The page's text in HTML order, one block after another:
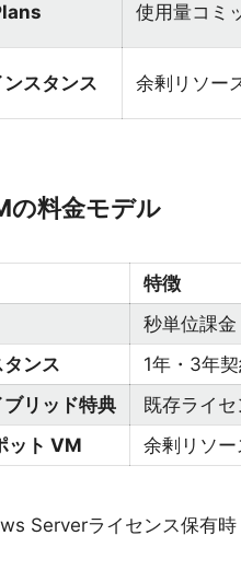
使用量コミ
スタンス 余剰リソー
の料金モデル
特徴
秒単位課金
ンス
1年・3年
リッド特典
既存ライセ
ット VM
余剰リソー
Serverライセンス保有時